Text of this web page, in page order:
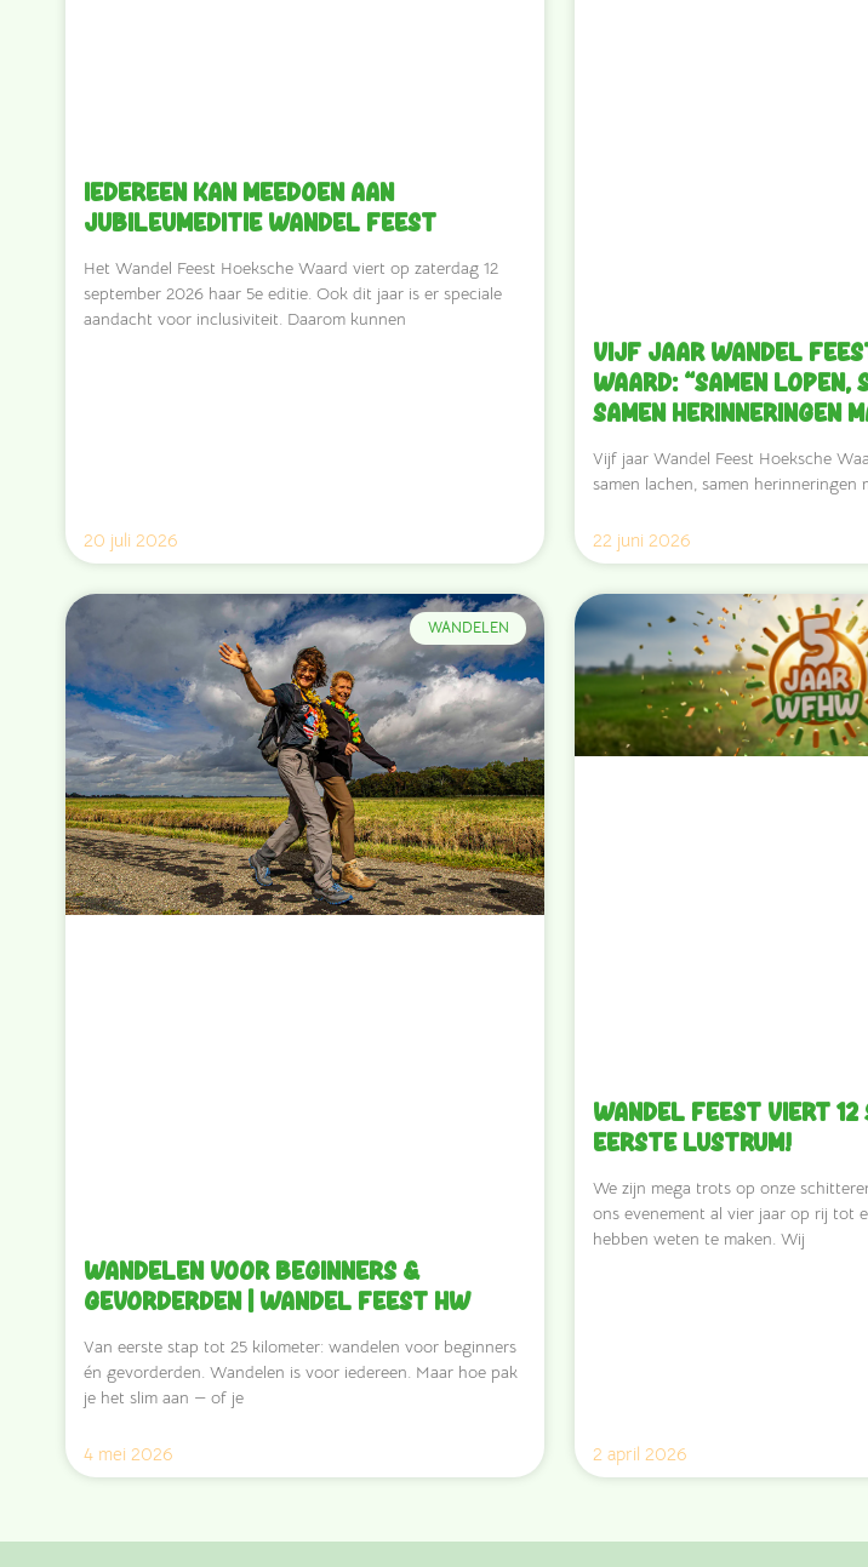
Iedereen kan meedoen aan
jubileumeditie Wandel Feest
Het Wandel Feest Hoeksche Waard viert op zaterdag 12
september 2026 haar 5e editie. Ook dit jaar is er speciale
aandacht voor inclusiviteit. Daarom kunnen
20 juli 2026
Vijf jaar Wandel
Waard: “Samen lopen,
samen herinneringen
Vijf jaar Wandel Feest Hoeksche
samen lachen, samen herinneringen
22 juni 2026
WANDELEN
Wandelen voor beginners &
gevorderden | Wandel Feest HW
Van eerste stap tot 25 kilometer: wandelen voor beginners
én gevorderden. Wandelen is voor iedereen. Maar hoe pak
je het slim aan — of je
4 mei 2026
Wandel Feest viert 12
eerste lustrum!
We zijn mega trots op onze
ons evenement al vier jaar op rij tot
hebben weten te maken. Wij
2 april 2026